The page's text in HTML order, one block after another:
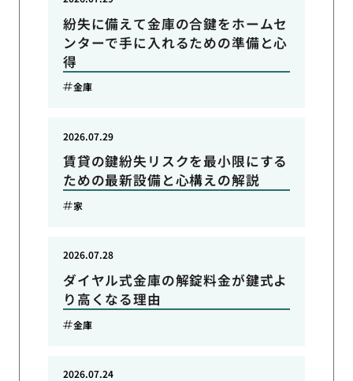
紛失に備えて金庫の合鍵をホームセ
ンターで手に入れるための準備と心
得
金庫
賃貸の鍵紛失リスクを最小限にする
ための最新設備と心構えの解説
2026.07.29
家
ダイヤル式金庫の解錠料金が鍵式よ
り高くなる理由
2026.07.28
金庫
2026.07.24